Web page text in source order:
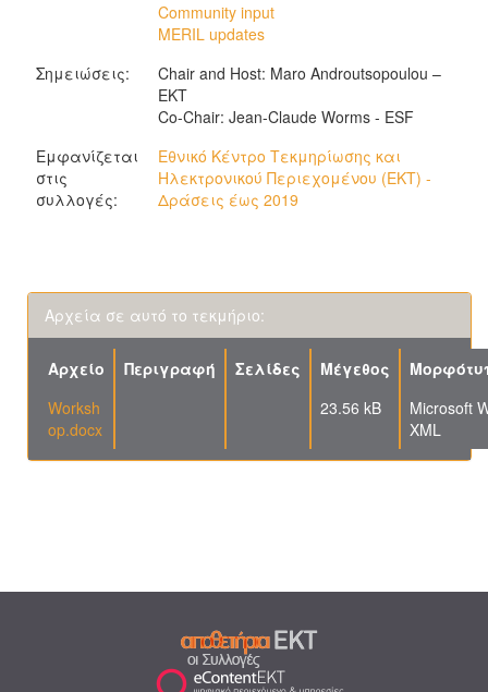
Community input
MERIL updates
Σημειώσεις:
Chair and Host: Maro Androutsopoulou –
EKT
Co-Chair: Jean-Claude Worms - ESF
Εμφανίζεται
στις
συλλογές:
Εθνικό Κέντρο Τεκμηρίωσης και
Ηλεκτρονικού Περιεχομένου (ΕΚΤ) -
Δράσεις έως 2019
Αρχεία σε αυτό το τεκμήριο:
Αρχείο Περιγραφή Σελίδες Μέγεθος
Worksh
op.docx
23.56 kB
Microsoft
XML